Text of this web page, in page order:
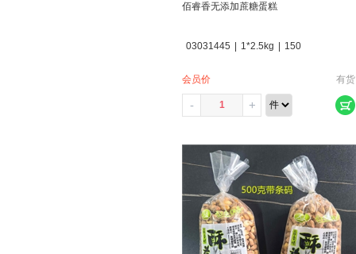
佰睿香无添加蔗糖蛋糕
03031445 | 1*2.5kg | 150
会员价 有货
- +